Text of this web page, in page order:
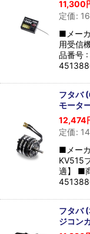
11,300
定価:
■メー
用受信
品番号
フタバ
モータ
12,474
定価:
■メー
KV515
適】 ■
フタバ
ジコン